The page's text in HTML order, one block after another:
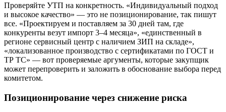
Проверяйте УТП на конкретность. «Индивидуальный подход
и высокое качество» — это не позиционирование, так пишут
все. «Проектируем и поставляем за 30 дней там, где
конкуренты везут импорт 3–4 месяца», «единственный в
регионе сервисный центр с наличием ЗИП на складе»,
«локализованное производство с сертификатами по ГОСТ и
ТР ТС» — вот проверяемые аргументы, которые закупщик
может перепроверить и заложить в обоснование выбора перед
комитетом.
Позиционирование через снижение риска